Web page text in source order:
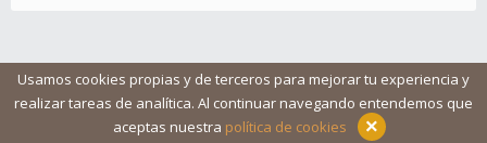
Usamos cookies propias y de terceros para mejorar tu experiencia y
realizar tareas de analítica. Al continuar navegando entendemos que
aceptas nuestra política de cookies ×
Aviso legal